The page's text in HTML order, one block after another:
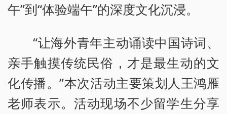
午”到“体验端午”的深度文化沉浸。
“让海外青年主动诵读中国诗词、
亲手触摸传统民俗，才是最生动的文
化传播。”本次活动主要策划人王鸿雁
老师表示。活动现场不少留学生分享